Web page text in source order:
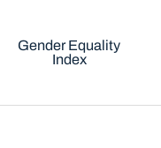
Gender Equality
Index